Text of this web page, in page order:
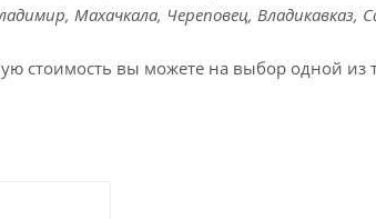
Махачкала, Череповец, Владикавказ,
стоимость вы можете на выбор одной из